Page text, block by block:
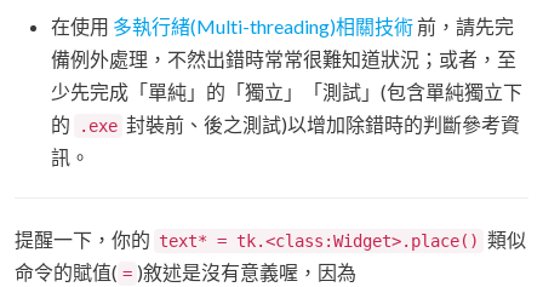
在使用 多執行緒(Multi-threading)相關技術前，請先完
備例外處理，不然出錯時常常很難知道狀況；或者，至
少先完成「單純」的「獨立」「測試」(包含單純獨立下
的
.exe 封裝前、後之測試)以增加除錯時的判斷參考資
訊。
提醒一下，你的 text* = tk.<class:Widget>.place() 類似
命令的賦值( = )敘述是沒有意義喔，因為